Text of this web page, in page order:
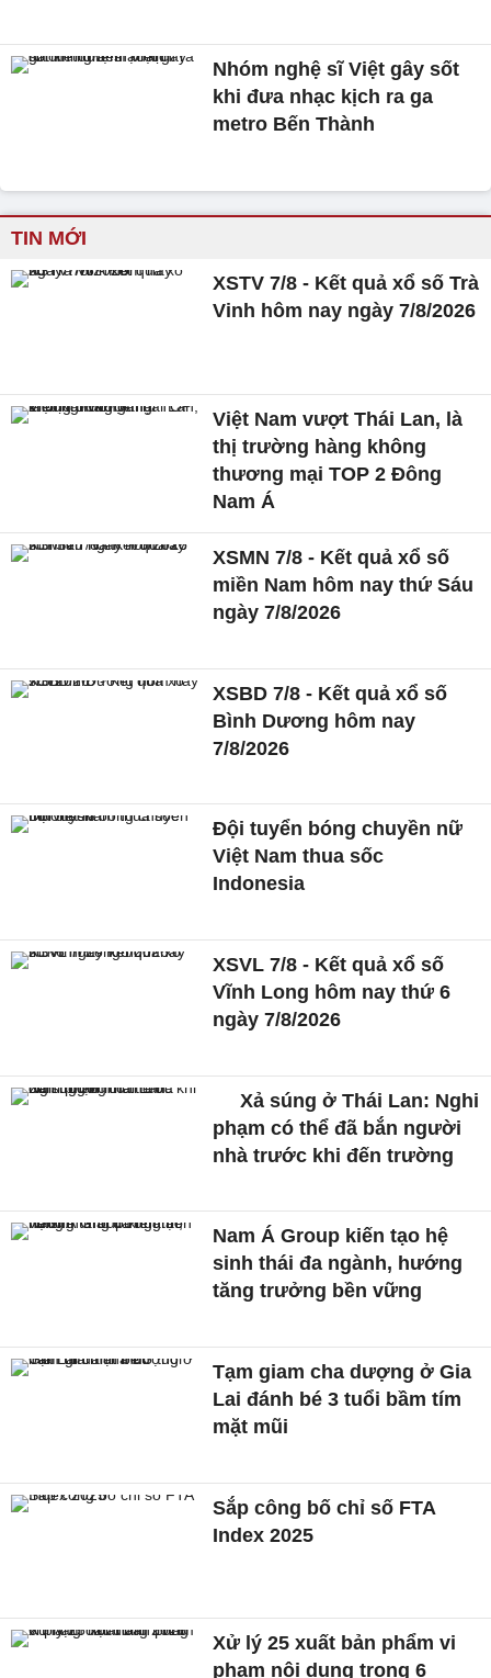
Nhóm nghệ sĩ Việt gây sốt
khi đưa nhạc kịch ra ga
metro Bến Thành
TIN MỚI
XSTV 7/8 - Kết quả xổ số Trà
Vinh hôm nay ngày 7/8/2026
Việt Nam vượt Thái Lan, là
thị trường hàng không
thương mại TOP 2 Đông
Nam Á
XSMN 7/8 - Kết quả xổ số
miền Nam hôm nay thứ Sáu
ngày 7/8/2026
XSBD 7/8 - Kết quả xổ số
Bình Dương hôm nay
7/8/2026
Đội tuyển bóng chuyền nữ
Việt Nam thua sốc
Indonesia
XSVL 7/8 - Kết quả xổ số
Vĩnh Long hôm nay thứ 6
ngày 7/8/2026
Xả súng ở Thái Lan: Nghi
phạm có thể đã bắn người
nhà trước khi đến trường
Nam Á Group kiến tạo hệ
sinh thái đa ngành, hướng
tăng trưởng bền vững
Tạm giam cha dượng ở Gia
Lai đánh bé 3 tuổi bầm tím
mặt mũi
Sắp công bố chỉ số FTA
Index 2025
Xử lý 25 xuất bản phẩm vi
phạm nội dung trong 6